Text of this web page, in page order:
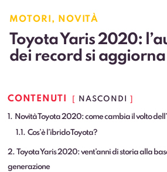
MOTORI, NOVITÀ
Toyota Yaris 2020:
dei record si aggiorna
CONTENUTI NASCONDI
Novità Toyota 2020: come cambia il volto
1.1 Cos’è l’ibrido Toyota?
2
Toyota Yaris 2020: vent’anni di storia alla
generazione